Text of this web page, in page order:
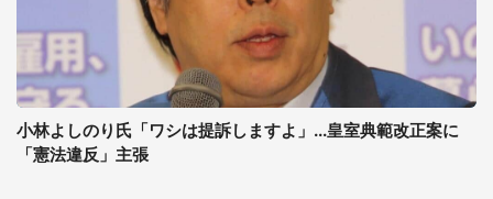
小林よしのり氏「ワシは提訴しますよ」...皇室典範改正案に
「憲法違反」主張